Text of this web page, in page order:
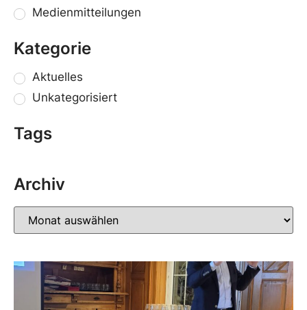
Medienmitteilungen
Kategorie
Aktuelles
Unkategorisiert
Tags
Archiv